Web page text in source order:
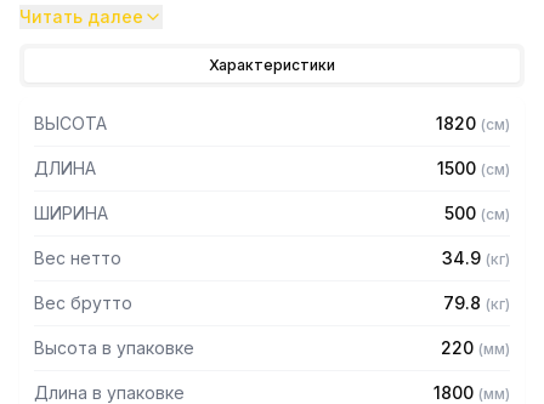
порошковой краской серого цвета
— Четыре решетчатые полки из нержавеющей стали
марки AISI 430 толщиной 0,8 мм
— Расстояние между полками регулируемое с шагом 50
— Регулируемые опоры
Читать далее
Характеристики
ВЫСОТА 1820 (см)
ДЛИНА 1500 (см)
ШИРИНА 500 (см)
Вес нетто 34.9 (кг)
Вес брутто 79.8 (кг)
Высота в упаковке 220 (мм)
Длина в упаковке 1800 (мм)